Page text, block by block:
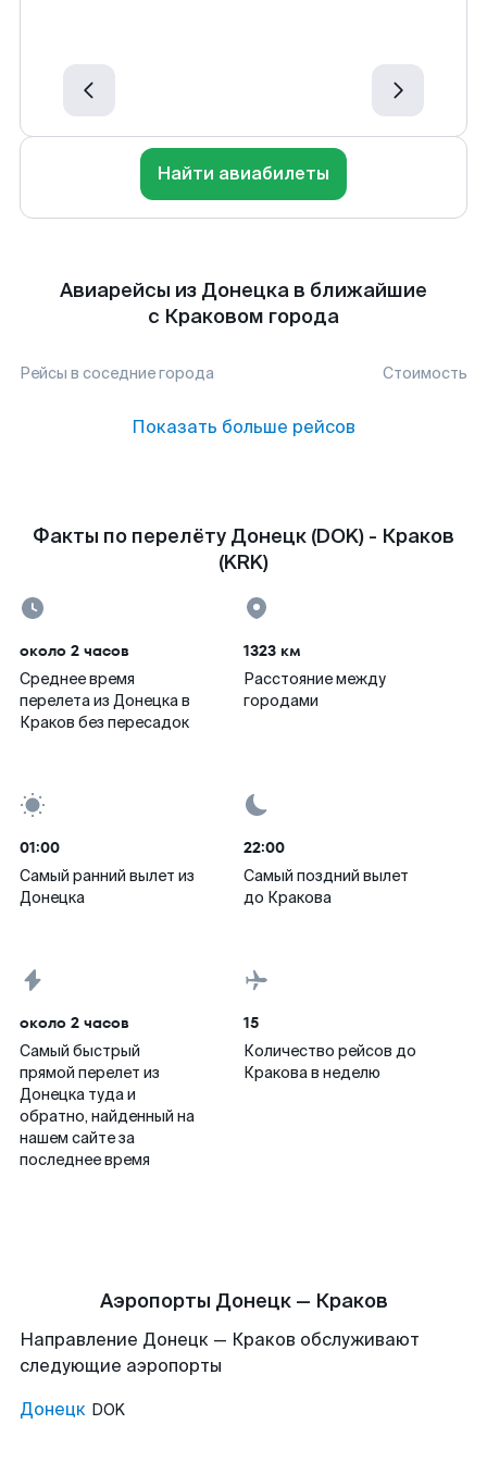
Найти авиабилеты
Авиарейсы из Донецка в ближайшие
с Краковом города
Рейсы в соседние города Стоимость
Показать больше рейсов
Факты по перелёту Донецк (DOK) - Краков
(KRK)
около 2 часов
Среднее время
перелета из Донецка в
Краков без пересадок
1323 км
Расстояние между
городами
01:00
Самый ранний вылет из
Донецка
22:00
Самый поздний вылет
до Кракова
около 2 часов
Самый быстрый
прямой перелет из
Донецка туда и
обратно, найденный на
нашем сайте за
последнее время
15
Количество рейсов до
Кракова в неделю
Аэропорты Донецк — Краков
Направление Донецк — Краков обслуживают
следующие аэропорты
Донецк DOK